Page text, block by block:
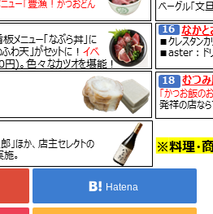
スライド1
Share
Hatena